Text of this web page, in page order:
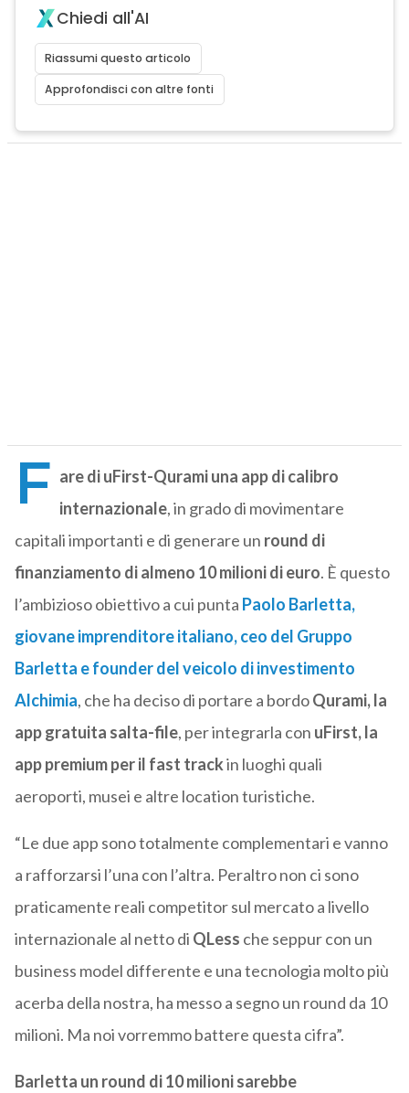
Chiedi all'AI
Riassumi questo articolo
Approfondisci con altre fonti
F are di uFirst-Qurami una app di calibro
internazionale, in grado di movimentare
capitali importanti e di generare un round di
finanziamento di almeno 10 milioni di euro. È questo
l’ambizioso obiettivo a cui punta Paolo Barletta,
giovane imprenditore italiano, ceo del Gruppo
Barletta e founder del veicolo di investimento
Alchimia, che ha deciso di portare a bordoQurami, la
app gratuita salta-file, per integrarla con uFirst, la
app premium per il fast trackin luoghi quali
aeroporti, musei e altre location turistiche.
“Le due app sono totalmente complementari e vanno
a rafforzarsi l’una con l’altra. Peraltro non ci sono
praticamente reali competitor sul mercato a livello
internazionale al netto di QLess che seppur con un
business model differente e una tecnologia molto più
acerba della nostra, ha messo a segno un round da 10
milioni. Ma noi vorremmo battere questa cifra”.
Barletta un round di 10 milioni sarebbe